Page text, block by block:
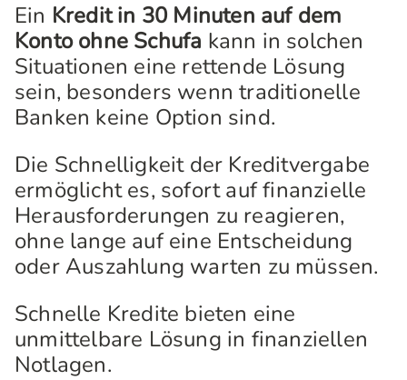
Ein Kredit in 30 Minuten auf dem
Konto ohne Schufa kann in solchen
Situationen eine rettende Lösung
sein, besonders wenn traditionelle
Banken keine Option sind.
Die Schnelligkeit der Kreditvergabe
ermöglicht es, sofort auf finanzielle
Herausforderungen zu reagieren,
ohne lange auf eine Entscheidung
oder Auszahlung warten zu müssen.
Schnelle Kredite bieten eine
unmittelbare Lösung in finanziellen
Notlagen.